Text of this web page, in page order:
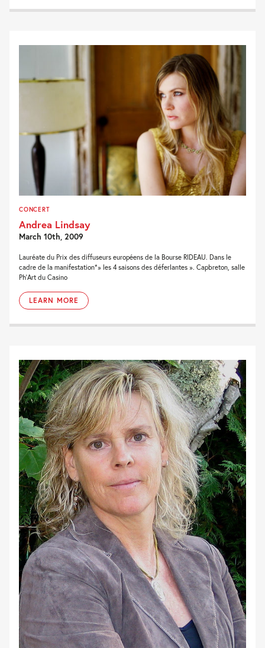
CONCERT
Andrea Lindsay
March 10th, 2009
Lauréate du Prix des diffuseurs européens de la Bourse RIDEAU. Dans le
cadre de la manifestation*» les 4 saisons des déferlantes ». Capbreton, salle
Ph'Art du Casino
LEARN MORE